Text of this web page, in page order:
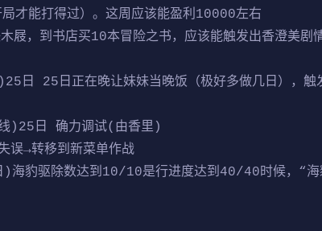
才能打得过）。这周应该能盈利10000左右
屐，到书店买10本冒险之书，应该能触发出香澄美
日 25日正在晚让妹妹当晚饭（极好多做几日），
)25日 确力调试(由香里)
误→转移到新菜单作战
海豹驱除数达到10/10是行进度达到40/40时候，“